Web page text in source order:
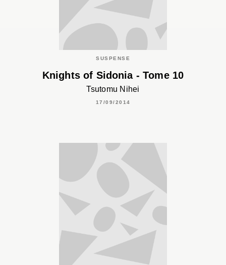
SUSPENSE
Knights of Sidonia - Tome 10
Tsutomu Nihei
17/09/2014